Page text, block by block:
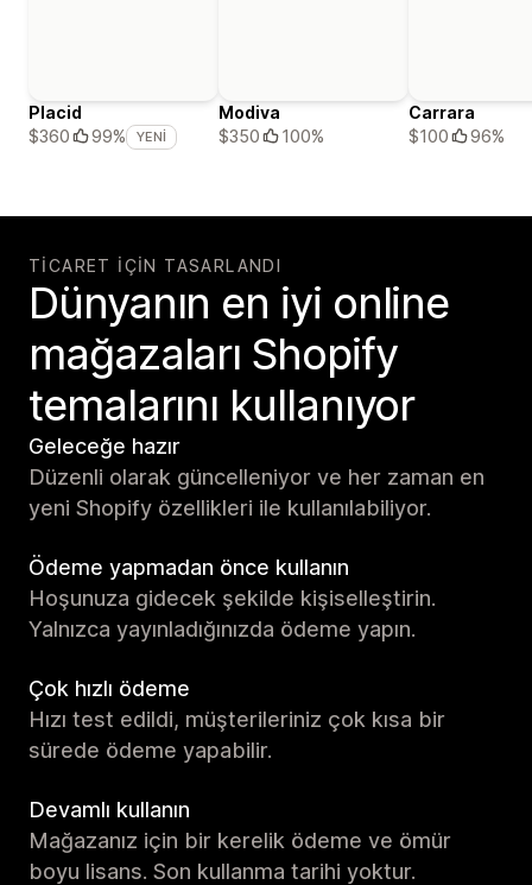
Placid
$360
99% YENI
Modiva
$350
100%
Carrara
$100
96%
TICARET IÇIN TASARLANDI
Dünyanın en iyi online
mağazaları Shopify
temalarını kullanıyor
Geleceğe hazır
Düzenli olarak güncelleniyor ve her zaman en
yeni Shopify özellikleri ile kullanılabiliyor.
Ödeme yapmadan önce kullanın
Hoşunuza gidecek şekilde kişiselleştirin.
Yalnızca yayınladığınızda ödeme yapın.
Çok hızlı ödeme
Hızı test edildi, müşterileriniz çok kısa bir
sürede ödeme yapabilir.
Devamlı kullanın
Mağazanız için bir kerelik ödeme ve ömür
boyu lisans. Son kullanma tarihi yoktur.